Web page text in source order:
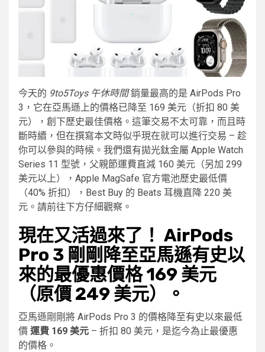
今天的 9to5Toys 午休時間銷量最高的是 AirPods Pro
3，它在亞馬遜上的價格已降至 169 美元（折扣 80 美
元），創下歷史最佳價格。這筆交易不太可靠，而且時
斷時續，但在撰寫本文時似乎現在就可以進行交易 – 趁
你可以參與的時候。我們還有拋光鈦金屬 Apple Watch
Series 11 型號，父親節運費直減 160 美元（另加 299
美元以上），Apple MagSafe 官方電池歷史最低價
（40% 折扣），Best Buy 的 Beats 耳機直降 220 美
元。請前往下方仔細觀察。
現在又活過來了！ AirPods
Pro 3 剛剛降至亞馬遜有史以
來的最優惠價格 169 美元
（原價 249 美元）。
亞馬遜剛剛將 AirPods Pro 3 的價格降至有史以來最低
價 運費 169 美元 – 折扣 80 美元，是迄今為止最優惠
的價格。